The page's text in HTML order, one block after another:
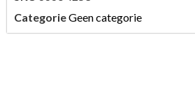
CategorieGeen categorie